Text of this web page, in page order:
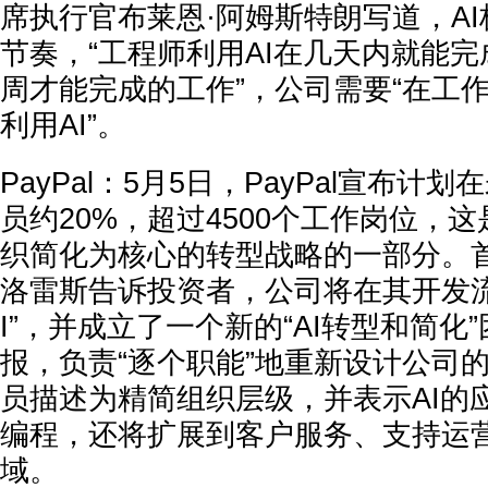
席执行官布莱恩·阿姆斯特朗写道，
节奏，“工程师利用AI在几天内就能
周才能完成的工作”，公司需要“在工
利用AI”。
PayPal： 5月5日，PayPal宣布计划
员约20% ，超过4500个工作岗位，这
织简化为核心的转型战略的一部分。
洛雷斯告诉投资者，公司将在其开发
I”，并成立了一个新的“AI转型和简化
报，负责“逐个职能”地重新设计公司
员描述为精简组织层级 ，并表示AI的
编程 ，还将扩展到 客户服务、支持运
域。